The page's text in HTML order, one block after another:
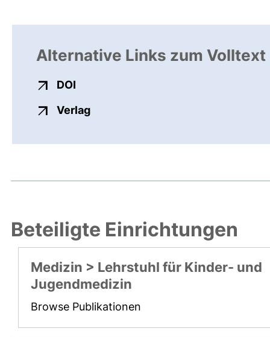
Alternative Links zum Volltext
DOI
Verlagexterner Link, öffnet neues
Beteiligte Einrichtungen
Medizin > Lehrstuhl für Kinder- und
Jugendmedizin
Browse Publikationen